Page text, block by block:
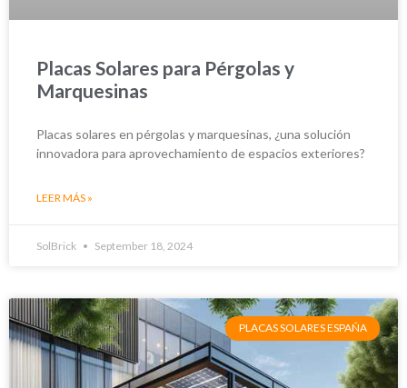
Placas Solares para Pérgolas y
Marquesinas
Placas solares en pérgolas y marquesinas, ¿una solución
innovadora para aprovechamiento de espacios exteriores?
LEER MÁS »
SolBrick September 18, 2024
PLACAS SOLARES ESPAÑA